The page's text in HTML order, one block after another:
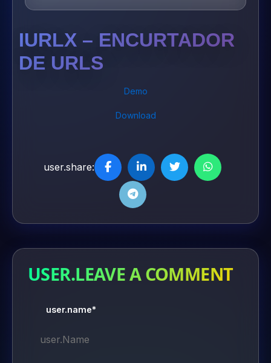
IURLX – ENCURTADOR
DE URLS
Demo
Download
user.share:
USER.LEAVE A COMMENT
user.name*